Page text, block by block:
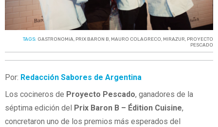
TAGS: GASTRONOMíA, PRIX BARON B, MAURO COLAGRECO, MIRAZUR, PROYECTO
PESCADO
Por: Redacción Sabores de Argentina
Los cocineros de Proyecto Pescado, ganadores de la
séptima edición del
Prix Baron B – Édition Cuisine,
concretaron uno de los premios más esperados del